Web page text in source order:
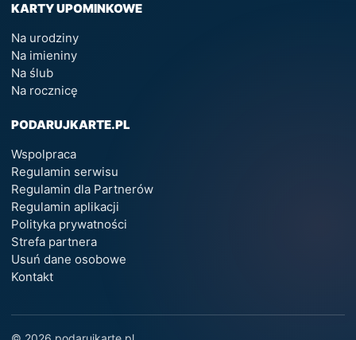
KARTY UPOMINKOWE
Na urodziny
Na imieniny
Na ślub
Na rocznicę
PODARUJKARTE.PL
Wspolpraca
Regulamin serwisu
Regulamin dla Partnerów
Regulamin aplikacji
Polityka prywatności
Strefa partnera
Usuń dane osobowe
Kontakt